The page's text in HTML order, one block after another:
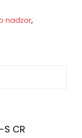
nadzor,
S CR